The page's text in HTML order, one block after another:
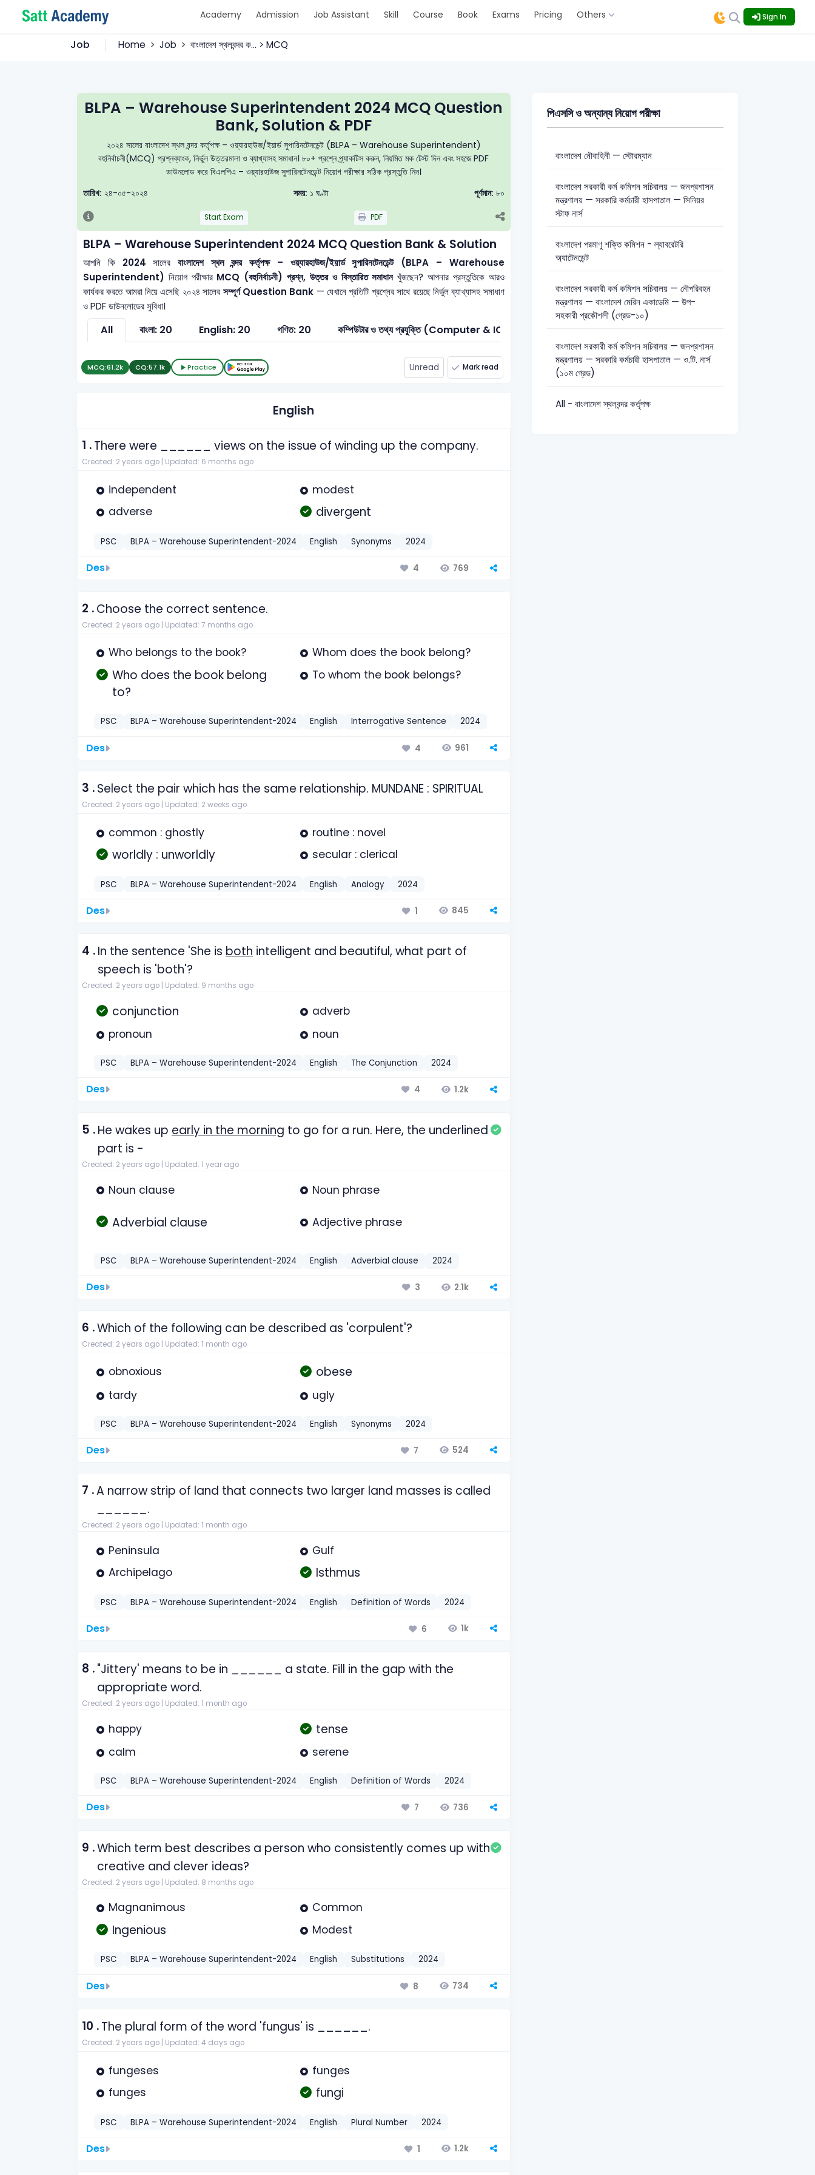
Academy Admission Job Assistant Skill Course Book Exams Pricing Others Sign In
Job Home Job বাংলাদেশ স্থলবন্দর ক... > MCQ
BLPA – Warehouse Superintendent 2024 MCQ Question
Bank, Solution & PDF
২০২৪ সালের বাংলাদেশ স্থল বন্দর কর্তৃপক্ষ – ওয়্যারহাউজ/ইয়ার্ড সুপারিনটেনডেন্ট (BLPA – Warehouse Superintendent)
বহুনির্বাচনী(MCQ) প্রশ্নব্যাংক, নির্ভুল উত্তরমালা ও ব্যাখ্যাসহ সমাধান। ৮০+ প্রশ্নে প্র্যাকটিস করুন, নিয়মিত মক টেস্ট দিন এবং সহজে PDF
ডাউনলোড করে বিএলপিএ – ওয়্যারহাউজ সুপারিনটেনডেন্ট নিয়োগ পরীক্ষার সঠিক প্রস্তুতি নিন।
তারিখ: ২৪-০৫-২০২৪ সময়: ১ ঘণ্টা পূর্ণমান: ৮০
Start Exam PDF
BLPA – Warehouse Superintendent 2024 MCQ Question Bank & Solution
আপনি কি 2024 সালের বাংলাদেশ স্থল বন্দর কর্তৃপক্ষ – ওয়্যারহাউজ/ইয়ার্ড সুপারিনটেনডেন্ট (BLPA – Warehouse
Superintendent) নিয়োগ পরীক্ষার MCQ (বহুনির্বাচনী) প্রশ্ন, উত্তর ও বিস্তারিত সমাধানখুঁজছেন? আপনার প্রস্তুতিকে আরও
কার্যকর করতে আমরা নিয়ে এসেছি ২০২৪ সালের সম্পূর্ণ Question Bank — যেখানে প্রতিটি প্রশ্নের সাথে রয়েছে নির্ভুল ব্যাখ্যাসহ সমাধাণ
ও PDF ডাউনলোডের সুবিধা।
All বাংলা: 20 English: 20 গণিত: 20 কম্পিউটার ও তথ্য প্রযুক্তি (Computer & ICT): 2
MCQ:61.2k CQ:57.1k Practice Unread Mark read
English
1 .There were ______ views on the issue of winding up the company.
Created: 2 years ago | Updated: 6 months ago
independent
modest
adverse
divergent
PSC BLPA – Warehouse Superintendent-2024 English Synonyms 2024
Des 4 769
2 .Choose the correct sentence.
Created: 2 years ago | Updated: 7 months ago
Who belongs to the book? Whom does the book belong?
Who does the book belong
to?
To whom the book belongs?
PSC BLPA – Warehouse Superintendent-2024 English Interrogative Sentence 2024
Des 4 961
3 .Select the pair which has the same relationship. MUNDANE : SPIRITUAL
Created: 2 years ago | Updated: 2 weeks ago
common : ghostly routine : novel
worldly : unworldly secular : clerical
PSC BLPA – Warehouse Superintendent-2024 English Analogy 2024
Des 1 845
4 .In the sentence 'She is both intelligent and beautiful, what part of
speech is 'both'?
Created: 2 years ago | Updated: 9 months ago
conjunction
adverb
pronoun
noun
PSC BLPA – Warehouse Superintendent-2024 English The Conjunction 2024
Des 4 1.2k
5 .He wakes up early in the morning to go for a run. Here, the underlined
part is -
Created: 2 years ago | Updated: 1 year ago
Noun clause Noun phrase
Adverbial clause Adjective phrase
PSC BLPA – Warehouse Superintendent-2024 English Adverbial clause 2024
Des 3 2.1k
6 .Which of the following can be described as 'corpulent'?
Created: 2 years ago | Updated: 1 month ago
obnoxious obese
tardy ugly
PSC BLPA – Warehouse Superintendent-2024 English Synonyms 2024
Des 7 524
7 .A narrow strip of land that connects two larger land masses is called
______.
Created: 2 years ago | Updated: 1 month ago
Peninsula
Gulf
Archipelago
Isthmus
PSC BLPA – Warehouse Superintendent-2024 English Definition of Words 2024
Des 6 1k
8 ."Jittery' means to be in ______ a state. Fill in the gap with the
appropriate word.
Created: 2 years ago | Updated: 1 month ago
happy tense
calm serene
PSC BLPA – Warehouse Superintendent-2024 English Definition of Words 2024
Des 7 736
9 .Which term best describes a person who consistently comes up with
creative and clever ideas?
Created: 2 years ago | Updated: 8 months ago
Magnanimous Common
Ingenious Modest
PSC BLPA – Warehouse Superintendent-2024 English Substitutions 2024
Des 8 734
10 .The plural form of the word 'fungus' is ______.
Created: 2 years ago | Updated: 4 days ago
fungeses
funges
funges
fungi
PSC BLPA – Warehouse Superintendent-2024 English Plural Number 2024
Des 1 1.2k
পিএসসি ও অন্যান্য নিয়োগ পরীক্ষা
বাংলাদেশ নৌবাহিনী — স্টোরম্যান
বাংলাদেশ সরকারী কর্ম কমিশন সচিবালয় — জনপ্রশাসন
মন্ত্রণালয় — সরকারি কর্মচারী হাসপাতাল — সিনিয়র
স্টাফ নার্স
বাংলাদেশ পরমাণু শক্তি কমিশন - ল্যাবরেটরি
অ্যাটেনডেন্ট
বাংলাদেশ সরকারী কর্ম কমিশন সচিবালয় — নৌপরিবহন
মন্ত্রণালয় — বাংলাদেশ মেরিন একাডেমি — উপ-
সহকারী প্রকৌশলী (গ্রেড-১০)
বাংলাদেশ সরকারী কর্ম কমিশন সচিবালয় — জনপ্রশাসন
মন্ত্রণালয় — সরকারি কর্মচারী হাসপাতাল — ও.টি. নার্স
(১০ম গ্রেড)
All - বাংলাদেশ স্থলবন্দর কর্তৃপক্ষ